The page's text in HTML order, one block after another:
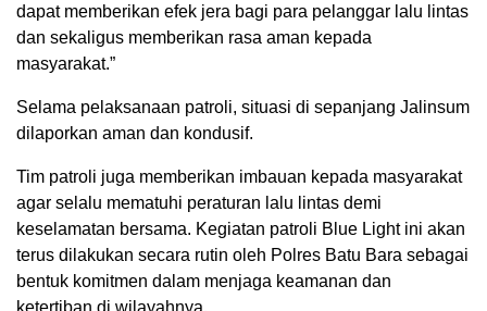
dapat memberikan efek jera bagi para pelanggar lalu lintas
dan sekaligus memberikan rasa aman kepada
masyarakat.”
Selama pelaksanaan patroli, situasi di sepanjang Jalinsum
dilaporkan aman dan kondusif.
Tim patroli juga memberikan imbauan kepada masyarakat
agar selalu mematuhi peraturan lalu lintas demi
keselamatan bersama. Kegiatan patroli Blue Light ini akan
terus dilakukan secara rutin oleh Polres Batu Bara sebagai
bentuk komitmen dalam menjaga keamanan dan
ketertiban di wilayahnya.